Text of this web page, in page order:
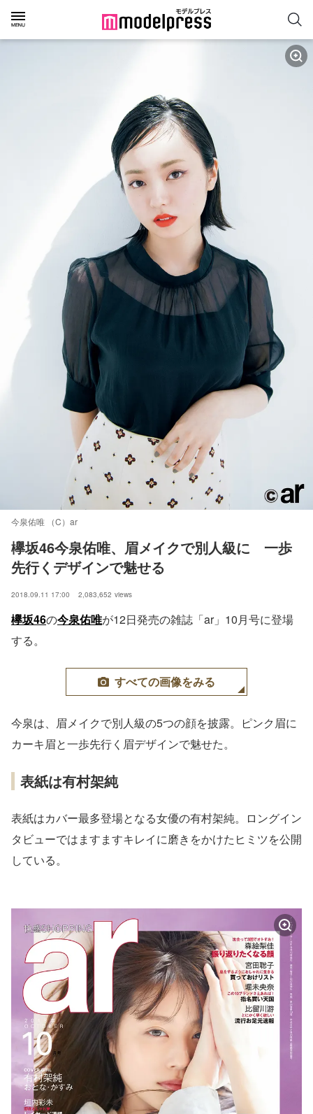
今泉佑唯 （C）ar
欅坂46今泉佑唯、眉メイクで別人級に　一歩
先行くデザインで魅せる
2018.09.11 17:00 2,083,652 views
欅坂46の今泉佑唯が12日発売の雑誌「ar」10月号に登場
する。
すべての画像をみる
今泉は、眉メイクで別人級の5つの顔を披露。ピンク眉に
カーキ眉と一歩先行く眉デザインで魅せた。
表紙は有村架純
表紙はカバー最多登場となる女優の有村架純。ロングイン
タビューではますますキレイに磨きをかけたヒミツを公開
している。